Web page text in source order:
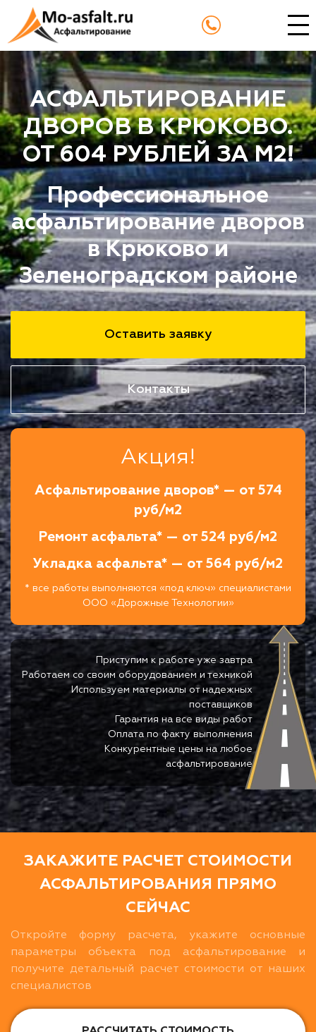
АСФАЛЬТИРОВАНИЕ
ДВОРОВ В КРЮКОВО.
ОТ 604 РУБЛЕЙ ЗА М2!
Профессиональное
асфальтирование дворов
в Крюково и
Зеленоградском районе
Оставить заявку
Контакты
Акция!
Асфальтирование дворов* — от 574
руб/м2
Ремонт асфальта* — от 524 руб/м2
Укладка асфальта* — от 564 руб/м2
* все работы выполняются «под ключ» специалистами
ООО «Дорожные Технологии»
Приступим к работе уже завтра
Работаем со своим оборудованием и техникой
Используем материалы от надежных
поставщиков
Гарантия на все виды работ
Оплата по факту выполнения
Конкурентные цены на любое
асфальтирование
ЗАКАЖИТЕ РАСЧЕТ СТОИМОСТИ
АСФАЛЬТИРОВАНИЯ ПРЯМО
СЕЙЧАС
Откройте форму расчета, укажите основные
параметры объекта под асфальтирование и
получите детальный расчет стоимости от наших
специалистов